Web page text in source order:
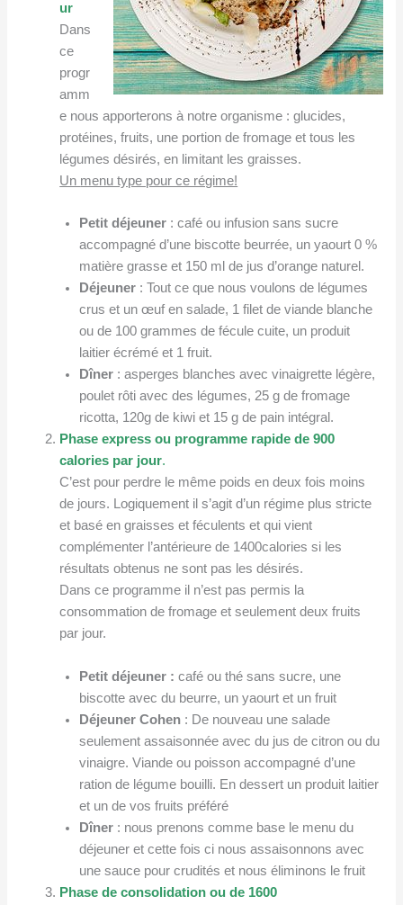
ur
Dans
ce
progr
amm
e nous apporterons à notre organisme : glucides,
protéines, fruits, une portion de fromage et tous les
légumes désirés, en limitant les graisses.
Un menu type pour ce régime!
Petit déjeuner : café ou infusion sans sucre
accompagné d’une biscotte beurrée, un yaourt 0 %
matière grasse et 150 ml de jus d’orange naturel.
Déjeuner : Tout ce que nous voulons de légumes
crus et un œuf en salade, 1 filet de viande blanche
ou de 100 grammes de fécule cuite, un produit
laitier écrémé et 1 fruit.
Dîner : asperges blanches avec vinaigrette légère,
poulet rôti avec des légumes, 25 g de fromage
ricotta, 120g de kiwi et 15 g de pain intégral.
Phase express ou programme rapide de 900
calories par jour.
C’est pour perdre le même poids en deux fois moins
de jours. Logiquement il s’agit d’un régime plus stricte
et basé en graisses et féculents et qui vient
complémenter l’antérieure de 1400calories si les
résultats obtenus ne sont pas les désirés.
Dans ce programme il n’est pas permis la
consommation de fromage et seulement deux fruits
par jour.
Petit déjeuner :café ou thé sans sucre, une
biscotte avec du beurre, un yaourt et un fruit
Déjeuner Cohen : De nouveau une salade
seulement assaisonnée avec du jus de citron ou du
vinaigre. Viande ou poisson accompagné d’une
ration de légume bouilli. En dessert un produit laitier
et un de vos fruits préféré
Dîner : nous prenons comme base le menu du
déjeuner et cette fois ci nous assaisonnons avec
une sauce pour crudités et nous éliminons le fruit
Phase de consolidation ou de 1600